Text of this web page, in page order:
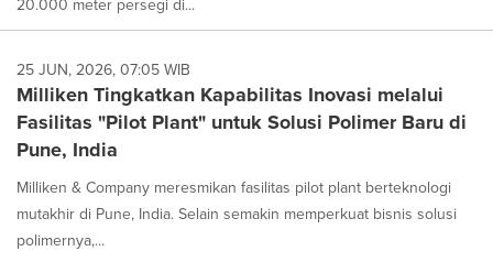
25 JUN, 2026, 07:05 WIB
Milliken Tingkatkan Kapabilitas Inovasi melalui
Fasilitas "Pilot Plant" untuk Solusi Polimer Baru di
Pune, India
Milliken & Company meresmikan fasilitas pilot plant berteknologi
mutakhir di Pune, India. Selain semakin memperkuat bisnis solusi
polimernya,...